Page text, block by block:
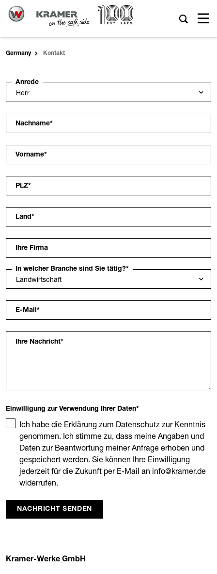
Germany Kontakt
Anrede
Nachname*
Vorname*
PLZ*
Land*
Ihre Firma
In welcher Branche sind Sie tätig?*
E-Mail*
Ihre Nachricht*
Einwilligung zur Verwendung Ihrer Daten*
Ich habe die Erklärung zum Datenschutz zur Kenntnis
genommen. Ich stimme zu, dass meine Angaben und
Daten zur Beantwortung meiner Anfrage erhoben und
gespeichert werden. Sie können Ihre Einwilligung
jederzeit für die Zukunft per E-Mail an info@kramer.de
widerrufen.
NACHRICHT SENDEN
Kramer-Werke GmbH